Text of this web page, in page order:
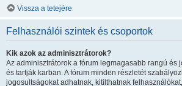
Vissza a tetejére
Felhasználói szintek és csoportok
Kik azok az adminisztrátorok?
Az adminisztrátorok a fórum legmagasabb rangú és
és tartják karban. A fórum minden részletét
jogosultságokat adhatnak, kitilthatnak